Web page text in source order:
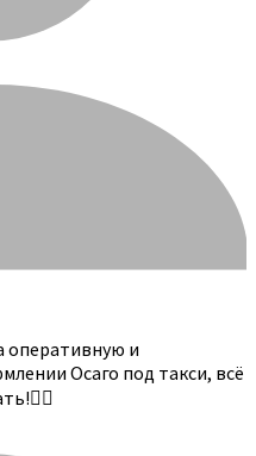
оперативную и
Осаго под такси, всё